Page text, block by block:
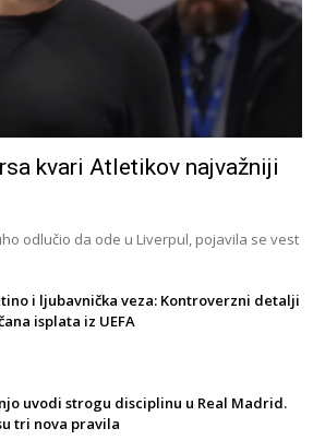
kvari Atletikov najvažniji
odlučio da ode u Liverpul, pojavila se vest
i ljubavnička veza: Kontroverzni detalji
isplata iz UEFA
uvodi strogu disciplinu u Real Madrid.
tri nova pravila